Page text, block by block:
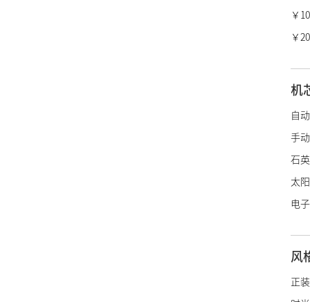
瑞宝
冠
迪奥
宝
博
绰美
古驰
施
阿
帝舵
￥
￥
机
自
手
石
太
电
风
正装